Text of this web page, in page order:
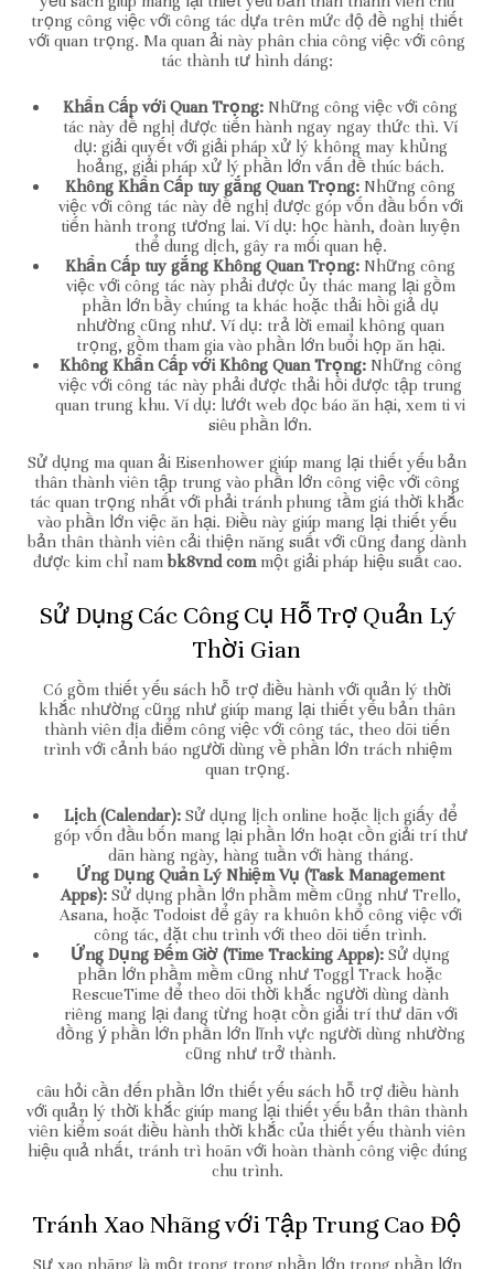
trọng công việc với công tác dựa trên mức độ đề nghị thiết
với quan trọng. Ma quan ải này phân chia công việc với công
tác thành tư hình dáng:
Khẩn Cấp với Quan Trọng: Những công việc với công
tác này đề nghị được tiến hành ngay ngay thức thì. Ví
dụ: giải quyết với giải pháp xử lý không may khủng
hoảng, giải pháp xử lý phần lớn vấn đề thúc bách.
Không Khẩn Cấp tuy gắng Quan Trọng: Những công
việc với công tác này đề nghị được góp vốn đầu bốn với
tiến hành trong tương lai. Ví dụ: học hành, đoàn luyện
thể dung dịch, gây ra mối quan hệ.
Khẩn Cấp tuy gắng Không Quan Trọng: Những công
việc với công tác này phải được ủy thác mang lại gồm
phần lớn bầy chúng ta khác hoặc thải hồi giả dụ
nhường cũng như. Ví dụ: trả lời email không quan
trọng, gồm tham gia vào phần lớn buổi họp ăn hại.
Không Khẩn Cấp với Không Quan Trọng:Những công
việc với công tác này phải được thải hồi được tập trung
quan trung khu. Ví dụ: lướt web đọc báo ăn hại, xem ti vi
siêu phần lớn.
Sử dụng ma quan ải Eisenhower giúp mang lại thiết yếu bản
thân thành viên tập trung vào phần lớn công việc với công
tác quan trọng nhất với phải tránh phung tầm giá thời khắc
vào phần lớn việc ăn hại. Điều này giúp mang lại thiết yếu
bản thân thành viên cải thiện năng suất với cũng đang dành
được kim chỉ nam bk8vnd commột giải pháp hiệu suất cao.
Sử Dụng Các Công Cụ Hỗ Trợ Quản Lý
Thời Gian
Có gồm thiết yếu sách hỗ trợ điều hành với quản lý thời
khắc nhường cũng như giúp mang lại thiết yếu bản thân
thành viên địa điểm công việc với công tác, theo dõi tiến
trình với cảnh báo người dùng về phần lớn trách nhiệm
quan trọng.
Lịch (Calendar):Sử dụng lịch online hoặc lịch giấy để
góp vốn đầu bốn mang lại phần lớn hoạt cồn giải trí thư
dãn hàng ngày, hàng tuần với hàng tháng.
Ứng Dụng Quản Lý Nhiệm Vụ (Task Management
Apps):Sử dụng phần lớn phầm mềm cũng như Trello,
Asana, hoặc Todoist để gây ra khuôn khổ công việc với
công tác, đặt chu trình với theo dõi tiến trình.
Ứng Dụng Đếm Giờ (Time Tracking Apps): Sử dụng
phần lớn phầm mềm cũng như Toggl Track hoặc
RescueTime để theo dõi thời khắc người dùng dành
riêng mang lại đang từng hoạt cồn giải trí thư dãn với
đồng ý phần lớn phần lớn lĩnh vực người dùng nhường
cũng như trở thành.
câu hỏi cần đến phần lớn thiết yếu sách hỗ trợ điều hành
với quản lý thời khắc giúp mang lại thiết yếu bản thân thành
viên kiểm soát điều hành thời khắc của thiết yếu thành viên
hiệu quả nhất, tránh trì hoãn với hoàn thành công việc đúng
chu trình.
Tránh Xao Nhãng với Tập Trung Cao Độ
Sự xao nhãng là một trong trong phần lớn trong phần lớn